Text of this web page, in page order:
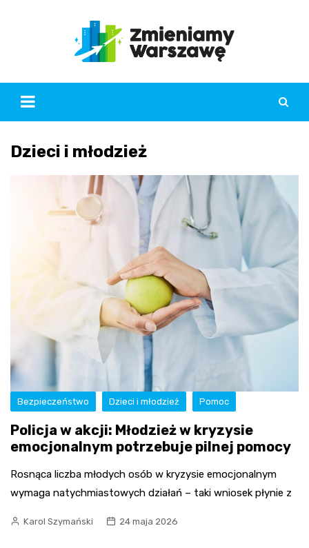
Dzieci i młodzież
Bezpieczeństwo Dzieci i młodzież Pomoc
Policja w akcji: Młodzież w kryzysie
emocjonalnym potrzebuje pilnej pomocy
Rosnąca liczba młodych osób w kryzysie emocjonalnym
wymaga natychmiastowych działań – taki wniosek płynie z
Karol Szymański 24 maja 2026